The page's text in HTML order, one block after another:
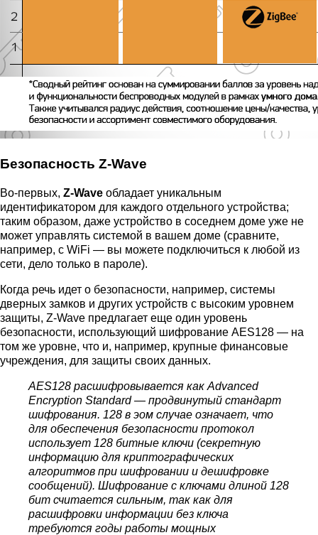
Безопасность Z-Wave
Во-первых, Z-Wave обладает уникальным
идентификатором для каждого отдельного устройства;
таким образом, даже устройство в соседнем доме уже не
может управлять системой в вашем доме (сравните,
например, с WiFi — вы можете подключиться к любой из
сети, дело только в пароле).
Когда речь идет о безопасности, например, системы
дверных замков и других устройств с высоким уровнем
защиты, Z-Wave предлагает еще один уровень
безопасности, использующий шифрование AES128 — на
том же уровне, что и, например, крупные финансовые
учреждения, для защиты своих данных.
AES128 расшифровывается как Advanced
Encryption Standard — продвинутый стандарт
шифрования. 128 в эом случае означает, что
для обеспечения безопасности протокол
использует 128 битные ключи (секретную
информацию для криптографических
алгоритмов при шифровании и дешифровке
сообщений). Шифрование с ключами длиной 128
бит считается сильным, так как для
расшифровки информации без ключа
требуются годы работы мощных